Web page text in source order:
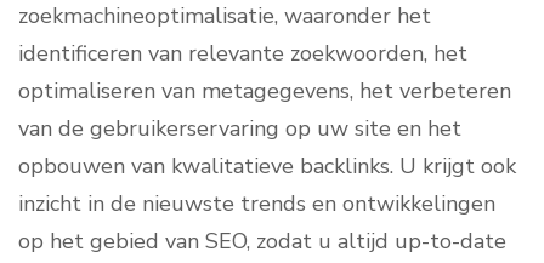
zoekmachineoptimalisatie, waaronder het
identificeren van relevante zoekwoorden, het
optimaliseren van metagegevens, het verbeteren
van de gebruikerservaring op uw site en het
opbouwen van kwalitatieve backlinks. U krijgt ook
inzicht in de nieuwste trends en ontwikkelingen
op het gebied van SEO, zodat u altijd up-to-date